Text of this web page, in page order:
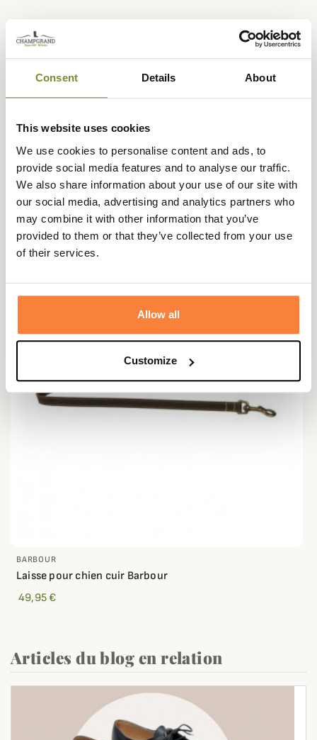
Consent Details About
This website uses cookies
We use cookies to personalise content and ads, to
provide social media features and to analyse our traffic.
We also share information about your use of our site with
our social media, advertising and analytics partners who
may combine it with other information that you’ve
provided to them or that they’ve collected from your use
of their services.
Allow all
Customize
Questions (FAQs)
Poser une question
Vous aimerez aussi
BARBOUR
Laisse pour chien cuir Barbour
49,95 €
Articles du blog en relation